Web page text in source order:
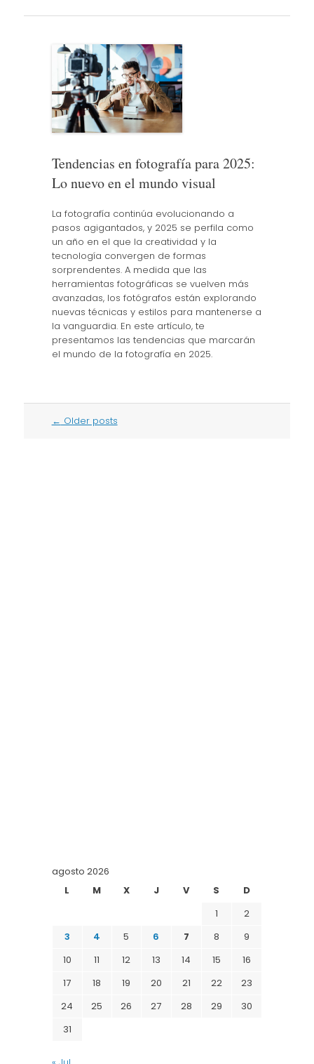
Tendencias en fotografía para 2025:
Lo nuevo en el mundo visual
La fotografía continúa evolucionando a
pasos agigantados, y 2025 se perfila como
un año en el que la creatividad y la
tecnología convergen de formas
sorprendentes. A medida que las
herramientas fotográficas se vuelven más
avanzadas, los fotógrafos están explorando
nuevas técnicas y estilos para mantenerse a
la vanguardia. En este artículo, te
presentamos las tendencias que marcarán
el mundo de la fotografía en 2025.
Post
← Older posts
agosto 2026
L
M X J V S
D
1
2
3
4 5 6 7 8
9
10
11 12 13 14 15
16
17
18 19 20 21 22
23
24
25 26 27 28 29
30
31